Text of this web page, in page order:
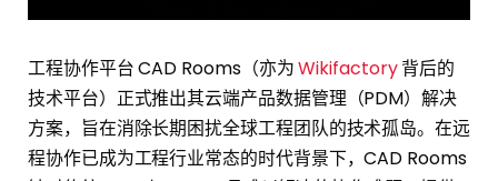
工程协作平台 CAD Rooms（亦为Wikifactory背后的
技术平台）正式推出其云端产品数据管理（PDM）解决
方案，旨在消除长期困扰全球工程团队的技术孤岛。在远
程协作已成为工程行业常态的时代背景下，CAD Rooms